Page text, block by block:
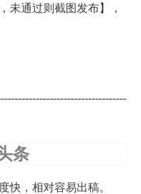
未通过则截图发布】，
条
快，相对容易出稿。